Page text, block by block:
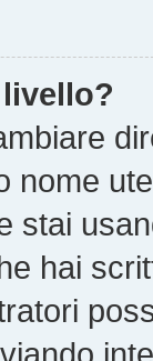
nome
stai
hai